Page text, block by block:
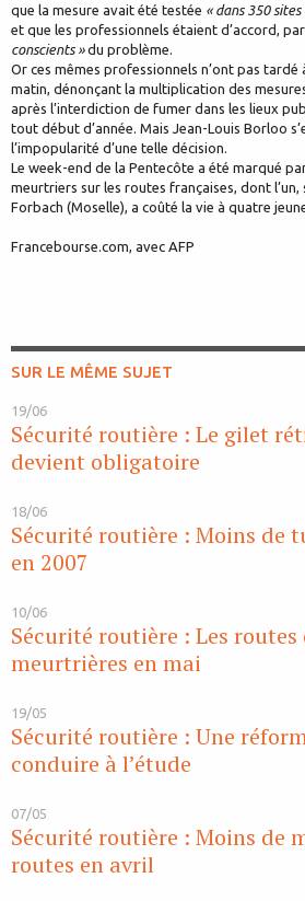
que la mesure avait été testée « dans 350
et que les professionnels étaient d’accord,
conscients »du problème.
Or ces mêmes professionnels n’ont pas tardé
matin, dénonçant la multiplication des
après l’interdiction de fumer dans les lieux
tout début d’année. Mais Jean-Louis Borloo
l’impopularité d’une telle décision.
Le week-end de la Pentecôte a été marqué
meurtriers sur les routes françaises, dont l’un,
Forbach (Moselle), a coûté la vie à quatre
Francebourse.com, avec AFP
SUR LE MÊME SUJET
19/06
Sécurité routière : Le gilet
devient obligatoire
18/06
Sécurité routière : Moins de
en 2007
10/06
Sécurité routière : Les
meurtrières en mai
19/05
Sécurité routière : Une
conduire à l’étude
07/05
Sécurité routière : Moins de
routes en avril